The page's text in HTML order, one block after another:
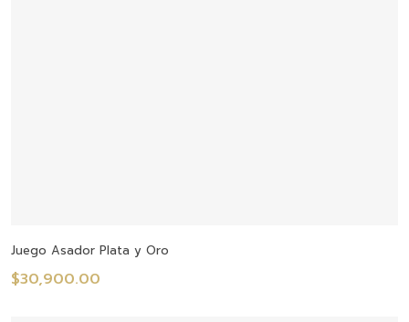
Añadir Al Carrito
Juego Asador Plata y Oro
$30,900.00